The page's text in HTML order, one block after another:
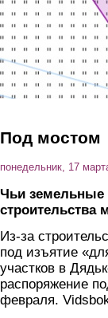
Под мостом
понедельник, 17
Чьи земельные
строительства
Из-за
под изъятие
участков в
распоряжение
февраля.